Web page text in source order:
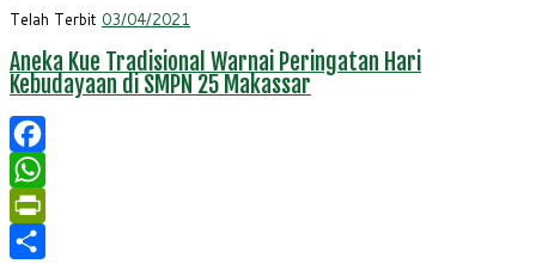
Telah Terbit 03/04/2021
Aneka Kue Tradisional Warnai Peringatan Hari
Kebudayaan di SMPN 25 Makassar
Facebook
WhatsApp
PrintFriendly